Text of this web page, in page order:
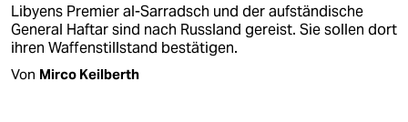
Libyens Premier al-Sarradsch und der aufständische
General Haftar sind nach Russland gereist. Sie sollen dort
ihren Waffenstillstand bestätigen.
Von Mirco Keilberth